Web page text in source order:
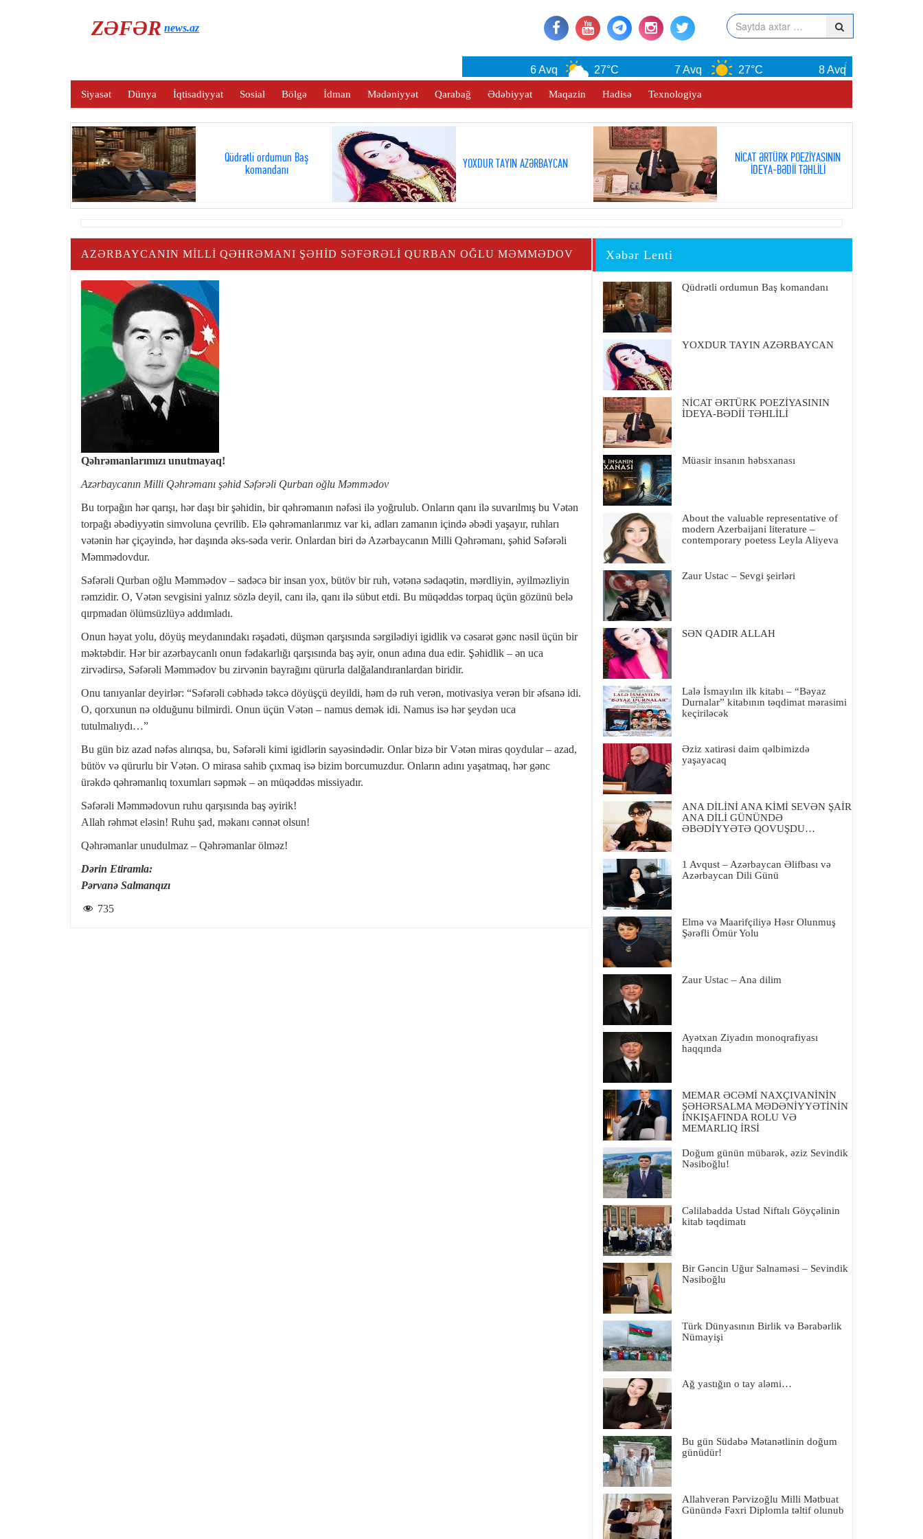
ZƏFƏRnews.az
6 Avq 27°C 7 Avq 27°C 8 Avq
Siyasət Dünya İqtisadiyyat Sosial Bölgə İdman Mədəniyyət Qarabağ Ədəbiyyat Maqazin Hadisə Texnologiya
Qüdrətli ordumun Baş
komandanı
YOXDUR TAYIN AZƏRBAYCAN
NİCAT ƏRTÜRK POEZİYASININ
İDEYA-BƏDİİ TƏHLİLİ
AZƏRBAYCANIN MILLI QƏHRƏMANI ŞƏHID SƏFƏRƏLI QURBAN OĞLU MƏMMƏDOV
Qəhrəmanlarımızı unutmayaq!
Azərbaycanın Milli Qəhrəmanı şəhid Səfərəli Qurban oğlu Məmmədov
Bu torpağın hər qarışı, hər daşı bir şəhidin, bir qəhrəmanın nəfəsi ilə yoğrulub. Onların qanı ilə suvarılmış bu Vətən
torpağı əbədiyyətin simvoluna çevrilib. Elə qəhrəmanlarımız var ki, adları zamanın içində əbədi yaşayır, ruhları
vətənin hər çiçəyində, hər daşında əks-səda verir. Onlardan biri də Azərbaycanın Milli Qəhrəmanı, şəhid Səfərəli
Məmmədovdur.
Səfərəli Qurban oğlu Məmmədov – sadəcə bir insan yox, bütöv bir ruh, vətənə sədaqətin, mərdliyin, əyilməzliyin
rəmzidir. O, Vətən sevgisini yalnız sözlə deyil, canı ilə, qanı ilə sübut etdi. Bu müqəddəs torpaq üçün gözünü belə
qırpmadan ölümsüzlüyə addımladı.
Onun həyat yolu, döyüş meydanındakı rəşadəti, düşmən qarşısında sərgilədiyi igidlik və cəsarət gənc nəsil üçün bir
məktəbdir. Hər bir azərbaycanlı onun fədakarlığı qarşısında baş əyir, onun adına dua edir. Şəhidlik – ən uca
zirvədirsə, Səfərəli Məmmədov bu zirvənin bayrağını qürurla dalğalandıranlardan biridir.
Onu tanıyanlar deyirlər: “Səfərəli cəbhədə təkcə döyüşçü deyildi, həm də ruh verən, motivasiya verən bir əfsanə idi.
O, qorxunun nə olduğunu bilmirdi. Onun üçün Vətən – namus demək idi. Namus isə hər şeydən uca
tutulmalıydı…”
Bu gün biz azad nəfəs alırıqsa, bu, Səfərəli kimi igidlərin sayəsindədir. Onlar bizə bir Vətən miras qoydular – azad,
bütöv və qürurlu bir Vətən. O mirasa sahib çıxmaq isə bizim borcumuzdur. Onların adını yaşatmaq, hər gənc
ürəkdə qəhrəmanlıq toxumları səpmək – ən müqəddəs missiyadır.
Səfərəli Məmmədovun ruhu qarşısında baş əyirik!
Allah rəhmət eləsin! Ruhu şad, məkanı cənnət olsun!
Qəhrəmanlar unudulmaz – Qəhrəmanlar ölməz!
Dərin Etiramla:
Pərvanə Salmanqızı
735
Xəbər Lenti
Qüdrətli ordumun Baş komandanı
YOXDUR TAYIN AZƏRBAYCAN
NİCAT ƏRTÜRK POEZİYASININ
İDEYA-BƏDİİ TƏHLİLİ
Müasir insanın həbsxanası
About the valuable representative of
modern Azerbaijani literature –
contemporary poetess Leyla Aliyeva
Zaur Ustac – Sevgi şeirləri
SƏN QADIR ALLAH
Lalə İsmayılın ilk kitabı – “Bəyaz
Durnalar” kitabının təqdimat mərasimi
keçiriləcək
Əziz xatirəsi daim qəlbimizdə
yaşayacaq
ANA DİLİNİ ANA KİMİ SEVƏN ŞAİR
ANA DİLİ GÜNÜNDƏ
ƏBƏDİYYƏTƏ QOVUŞDU…
1 Avqust – Azərbaycan Əlifbası və
Azərbaycan Dili Günü
Elmə və Maarifçiliyə Həsr Olunmuş
Şərəfli Ömür Yolu
Zaur Ustac – Ana dilim
Ayətxan Ziyadın monoqrafiyası
haqqında
MEMAR ƏCƏMİ NAXÇIVANİNİN
ŞƏHƏRSALMA MƏDƏNİYYƏTİNİN
İNKIŞAFINDA ROLU VƏ
MEMARLIQ İRSİ
Doğum günün mübarək, əziz Sevindik
Nəsiboğlu!
Cəlilabadda Ustad Niftalı Göyçəlinin
kitab təqdimatı
Bir Gəncin Uğur Salnaməsi – Sevindik
Nəsiboğlu
Türk Dünyasının Birlik və Bərabərlik
Nümayişi
Ağ yastığın o tay aləmi…
Bu gün Südabə Mətanətlinin doğum
günüdür!
Allahverən Pərvizoğlu Milli Mətbuat
Günündə Fəxri Diplomla təltif olunub